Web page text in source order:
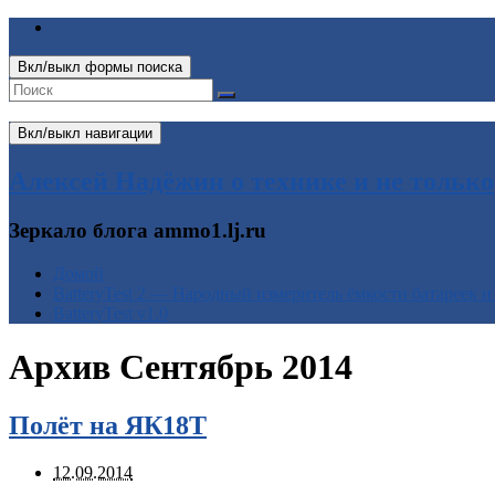
Вкл/выкл формы поиска
Вкл/выкл навигации
Алексей Надёжин о технике и не только
Зеркало блога ammo1.lj.ru
Архив Сентябрь 2014
Полёт на ЯК18Т
12.09.2014